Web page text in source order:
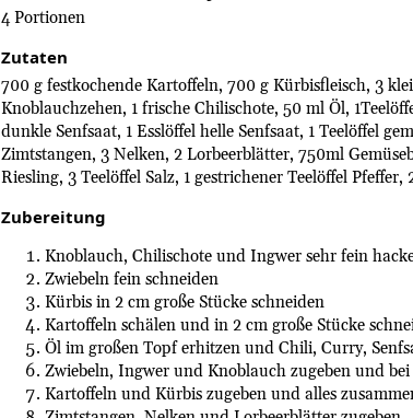
4 Portionen
Zutaten
700 g festkochende Kartoffeln, 700 g Kürbisfleisch, 3
Knoblauchzehen, 1 frische Chilischote, 50 ml Öl,
dunkle Senfsaat, 1 Esslöffel helle Senfsaat, 1 Teelöffel
Zimtstangen, 3 Nelken, 2 Lorbeerblätter, 750ml
Riesling, 3 Teelöffel Salz, 1 gestrichener Teelöffel
Zubereitung
Knoblauch, Chilischote und Ingwer sehr fein
Zwiebeln fein schneiden
Kürbis in 2 cm große Stücke schneiden
Kartoffeln schälen und in 2 cm große Stücke
Öl im großen Topf erhitzen und Chili, Curry,
Zwiebeln, Ingwer und Knoblauch zugeben und
Kartoffeln und Kürbis zugeben und alles